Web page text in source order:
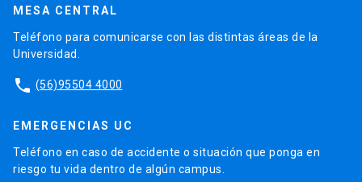
MESA CENTRAL
Teléfono para comunicarse con las distintas áreas de la
Universidad.
phone (56)95504 4000
EMERGENCIAS UC
Teléfono en caso de accidente o situación que ponga en
riesgo tu vida dentro de algún campus.